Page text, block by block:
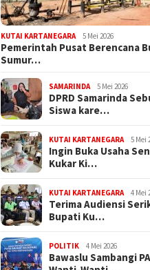
KUTAI KARTANEGARA 5 Mei 2026
Pemerintah Pusat Berencana
Sumur…
SAMARINDA 5 Mei 2026
DPRD Samarinda
Siswa kare…
KUTAI KARTANEGARA 5 Mei
Ingin Buka Usaha
Kukar Ki…
KUTAI KARTANEGARA 4 Mei
Terima Audiensi
Bupati Ku…
POLITIK 4 Mei 2026
Bawaslu Sambangi